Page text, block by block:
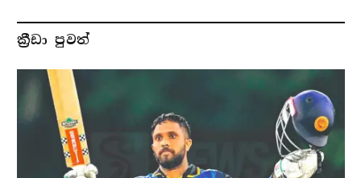
ක්‍රීඩා පුවත්